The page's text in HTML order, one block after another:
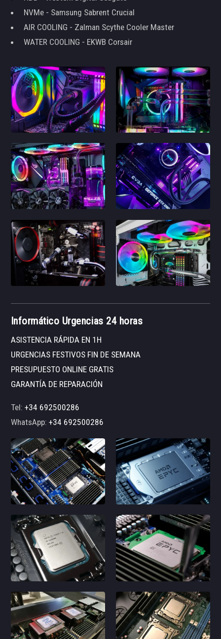
NVMe - Samsung Sabrent Crucial
AIR COOLING - Zalman Scythe Cooler Master
WATER COOLING - EKWB Corsair
Informático Urgencias 24 horas
ASISTENCIA RÁPIDA EN 1H
URGENCIAS FESTIVOS FIN DE SEMANA
PRESUPUESTO ONLINE GRATIS
GARANTÍA DE REPARACIÓN
Tel:+34 692500286
WhatsApp:+34 692500286